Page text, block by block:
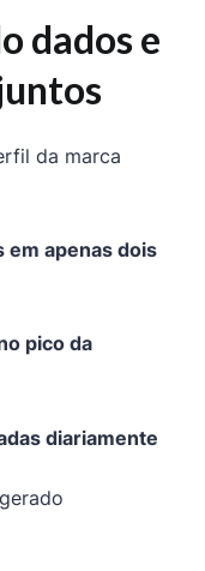
dados e
da marca
em apenas dois
pico da
diariamente